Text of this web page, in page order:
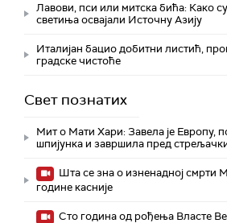
Лавови, пси или митска бића: Како
светиња освајали Источну Азију
Италијан бацио добитни листић,
градске чистоће
Свет познатих
Мит о Мати Хари: Завела је Европу,
шпијунка и завршила пред
Шта се зна о изненадној
године касније
Сто година од рођења Власте